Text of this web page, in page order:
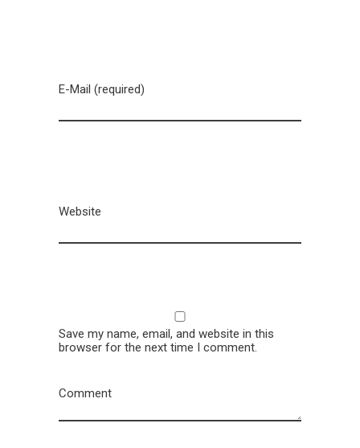
E-Mail (required)
Website
Save my name, email, and website in this
browser for the next time I comment.
Comment